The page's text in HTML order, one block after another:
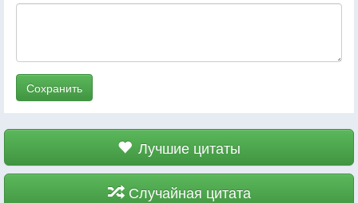
Сохранить
Лучшие цитаты
Случайная цитата